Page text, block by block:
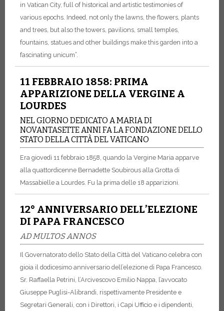
in Vatican City, full of historical and artistic testimonies of
various epochs. Indeed, not only the lawns, the flowers, plants
and trees, but also the towers, pavilions, small temples,
fountains, statues and other buildings make this garden into a
fascinating unicum”.
11 FEBBRAIO 1858: PRIMA
APPARIZIONE DELLA VERGINE A
LOURDES
NEL GIORNO DEDICATO A MARIA DI
NOVANTASETTE ANNI FA LA FONDAZIONE DELLO
STATO DELLA CITTÀ DEL VATICANO
Era giovedì 11 febbraio 1858, quando la Vergine Maria apparve
alla quattordicenne Bernadette Soubirous alla Grotta di
Massabielle a Lourdes. Fu la prima delle 18 apparizioni.
12° ANNIVERSARIO DELL’ELEZIONE
DI PAPA FRANCESCO
AD MULTOS ANNOS
Il Governatorato dello Stato della Città del Vaticano celebra con
gioia il dodicesimo anniversario dell’elezione di Papa Francesco.
Sr. Raffaella Petrini, l’Arcivescovo Emilio Nappa, l’avvocato
Giuseppe Puglisi-Alibrandi, rispettivamente Presidente e
Segretari Generali, con i Direttori, i Capi Ufficio e i dipendenti,